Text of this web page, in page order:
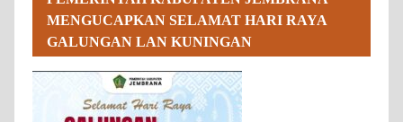
MENGUCAPKAN SELAMAT HARI RAYA
GALUNGAN LAN KUNINGAN